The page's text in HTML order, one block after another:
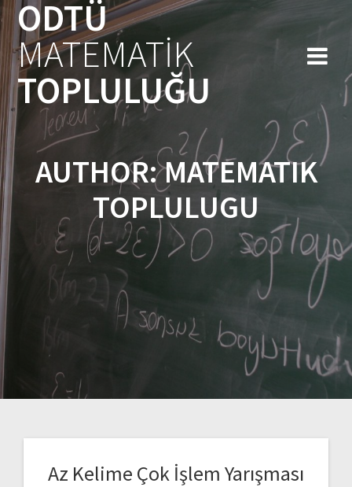
Skip
content
ODTÜ
MATEMATİK
TOPLULUĞU
AUTHOR:MATEMATIK
TOPLULUGU
Az Kelime Çok İşlem Yarışması